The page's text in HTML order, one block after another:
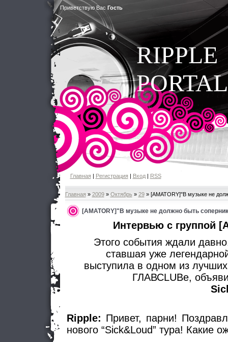
Приветствую Вас Гость
RIPPLE
PORTAL
Главная| Регистрация| Вход| RSS
Главная » 2009 » Октябрь » 29» [AMATORY]"В музыке не
[AMATORY]"В музыке не должно быть
Интервью с группой
Этого события ждали
ставшая уже
выступила в одном из
ГЛАВСLUBе,
Ripple: Привет, парни!
нового “Sick&Loud” тура! Какие